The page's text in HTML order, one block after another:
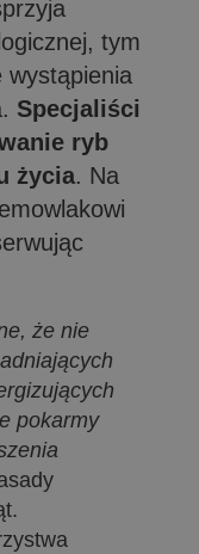
tym
wystąpienia
Specjaliści
ryb
życia. Na
że nie
pokarmy